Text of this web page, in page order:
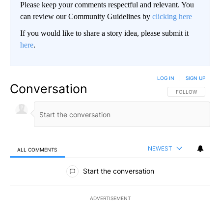
Please keep your comments respectful and relevant. You
can review our Community Guidelines by clicking here
If you would like to share a story idea, please submit it
here.
Conversation FOLLOW THIS
FOLLOW
LOG IN SIGN UP
ALL COMMENTS NEWEST
All Comments
Start the conversation
ADVERTISEMENT